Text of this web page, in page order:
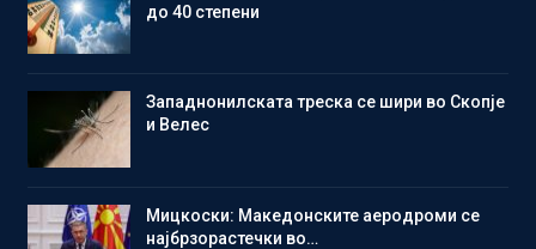
до 40 степени
Западнонилската треска се шири во Скопје
и Велес
Мицкоски: Македонските аеродроми се
најбрзорастечки во…